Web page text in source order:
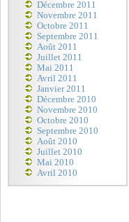
Décembre 2011
Novembre 2011
Octobre 2011
Septembre 2011
Août 2011
Juillet 2011
Mai 2011
Avril 2011
Janvier 2011
Décembre 2010
Novembre 2010
Octobre 2010
Septembre 2010
Août 2010
Juillet 2010
Mai 2010
Avril 2010